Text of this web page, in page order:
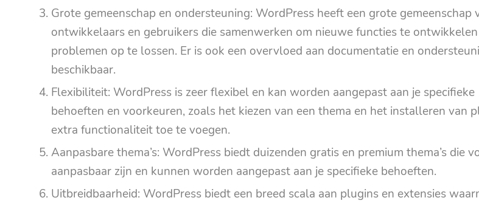
Grote gemeenschap en ondersteuning: WordPress heeft een grote gemeenschap
ontwikkelaars en gebruikers die samenwerken om nieuwe functies te
problemen op te lossen. Er is ook een overvloed aan documentatie en
beschikbaar.
Flexibiliteit: WordPress is zeer flexibel en kan worden aangepast aan je specifieke
behoeften en voorkeuren, zoals het kiezen van een thema en het installeren van
extra functionaliteit toe te voegen.
Aanpasbare thema’s: WordPress biedt duizenden gratis en premium thema’s die
aanpasbaar zijn en kunnen worden aangepast aan je specifieke behoeften.
Uitbreidbaarheid: WordPress biedt een breed scala aan plugins en extensies